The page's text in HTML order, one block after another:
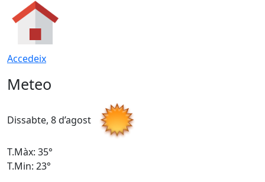
Accedeix
Meteo
Dissabte, 8 d’agost
T.Màx: 35°
T.Min: 23°